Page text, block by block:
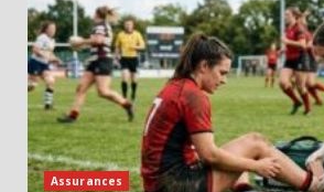
Assurances